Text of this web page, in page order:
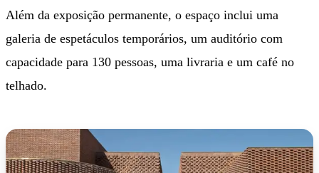
Além da exposição permanente, o espaço inclui uma
galeria de espetáculos temporários, um auditório com
capacidade para 130 pessoas, uma livraria e um café no
telhado.